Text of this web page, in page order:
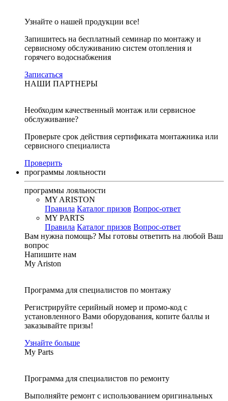
Узнайте о нашей продукции все!
Запишитесь на бесплатный семинар по монтажу и
сервисному обслуживанию систем отопления и
горячего водоснабжения
Записаться
НАШИ ПАРТНЕРЫ
Необходим качественный монтаж или сервисное
обслуживание?
Проверьте срок действия сертификата монтажника или
сервисного специалиста
Проверить
программы лояльности
программы лояльности
MY ARISTON
Правила Каталог призов Вопрос-ответ
MY PARTS
Правила Каталог призов Вопрос-ответ
Вам нужна помощь? Мы готовы ответить на любой Ваш
вопрос
Напишите нам
My Ariston
Программа для специалистов по монтажу
Регистрируйте серийный номер и промо-код с
установленного Вами оборудования, копите баллы и
заказывайте призы!
Узнайте больше
My Parts
Программа для специалистов по ремонту
Выполняйте ремонт с использованием оригинальных